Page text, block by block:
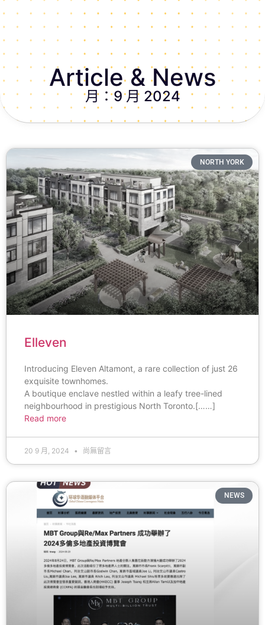
Article & News
月：9 月 2024
NORTH YORK
Elleven
Introducing Eleven Altamont, a rare collection of just 26
exquisite townhomes.
A boutique enclave nestled within a leafy tree-lined
neighbourhood in prestigious North Toronto.[……]
Read more
20 9 月, 2024 尚無留言
NEWS